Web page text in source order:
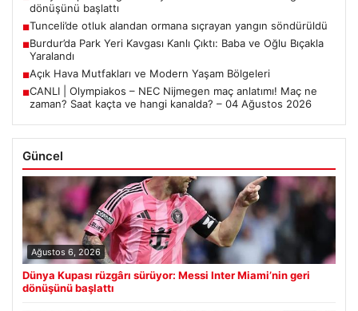
dönüşünü başlattı
■Tunceli’de otluk alandan ormana sıçrayan yangın söndürüldü
■Burdur’da Park Yeri Kavgası Kanlı Çıktı: Baba ve Oğlu Bıçakla
Yaralandı
■Açık Hava Mutfakları ve Modern Yaşam Bölgeleri
■CANLI | Olympiakos – NEC Nijmegen maç anlatımı! Maç ne
zaman? Saat kaçta ve hangi kanalda? – 04 Ağustos 2026
Güncel
Ağustos 6, 2026
Dünya Kupası rüzgârı sürüyor: Messi Inter Miami’nin geri
dönüşünü başlattı